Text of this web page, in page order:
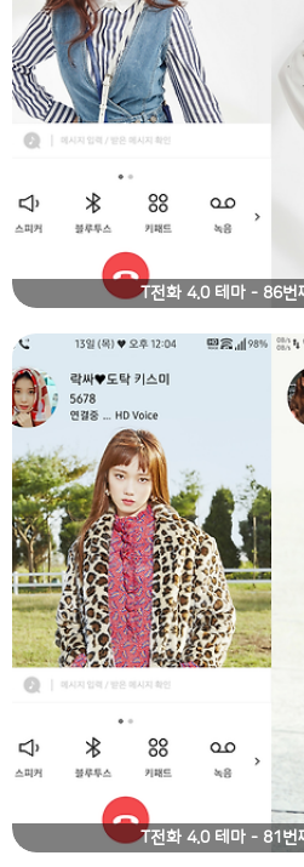
T전화 4.0 테마 - 86번
T전화 4.0 테마 - 81번